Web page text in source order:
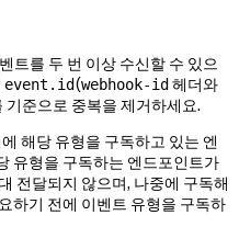
트를 두 번 이상 수신할 수 있으
event.id(webhook-id 헤더와
준으로 중복을 제거하세요.
해당 유형을 구독하고 있는 엔
유형을 구독하는 엔드포인트가
전달되지 않으며, 나중에 구독해
하기 전에 이벤트 유형을 구독하